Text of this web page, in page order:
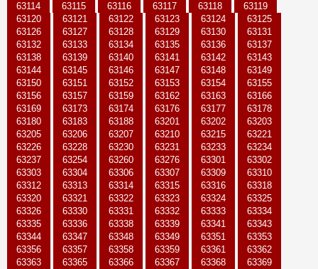
63114
63115 63116 63117 63118
63119
63120
63121 63122 63123 63124
63125
63126
63127 63128 63129 63130
63131
63132
63133 63134 63135 63136
63137
63138
63139 63140 63141 63142
63143
63144
63145 63146 63147 63148
63149
63150
63151 63152 63153 63154
63155
63156
63157 63159 63162 63163
63166
63169
63173 63174 63176 63177
63178
63180
63183 63188 63201 63202
63203
63205
63206 63207 63210 63215
63221
63226
63228 63230 63231 63233
63234
63237
63254 63260 63276 63301
63302
63303
63304 63306 63307 63309
63310
63312
63313 63314 63315 63316
63318
63320
63321 63322 63323 63324
63325
63326
63330 63331 63332 63333
63334
63335
63336 63338 63339 63341
63343
63344
63347 63348 63349 63351
63353
63356
63357 63358 63359 63361
63362
63363
63365 63366 63367 63368
63369